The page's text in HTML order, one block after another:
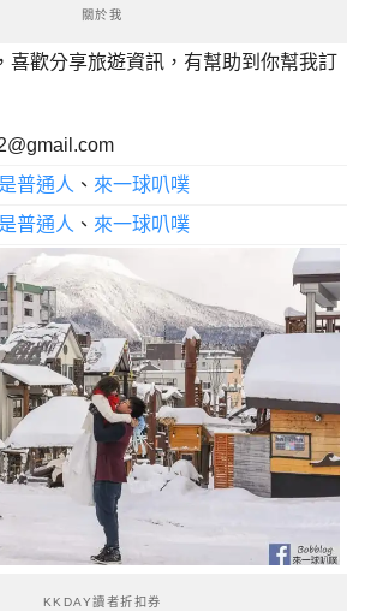
關於我
喜歡分享旅遊資訊，有幫助到你幫我訂
普通人 、 來一球叭噗
普通人 、 來一球叭噗
KKDAY讀者折扣券